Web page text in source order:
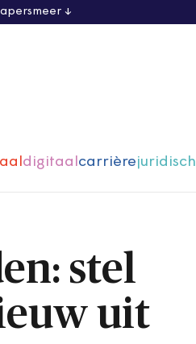
meer
digitaalcarrièrejuridisch
stel
uit